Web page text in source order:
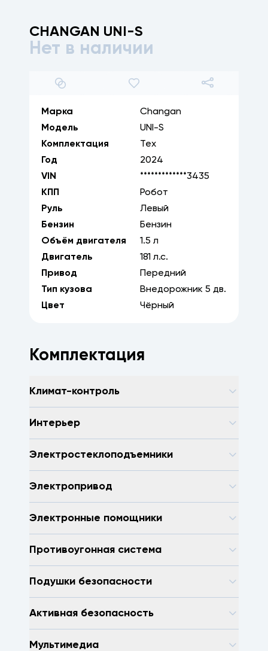
CHANGAN UNI-S
Нет в наличии
1/ 14
Марка
Changan
Модель
UNI-S
Комплектация
Тех
Год
2024
VIN
*************3435
КПП
Робот
Руль
Левый
Бензин
Бензин
Объём двигателя
1.5 л
Двигатель
181 л.с.
Привод
Передний
Тип кузова
Внедорожник 5 дв.
Цвет
Чёрный
Комплектация
Климат-контроль
Интерьер
Электростеклоподъемники
Электропривод
Электронные помощники
Противоугонная система
Подушки безопасности
Активная безопасность
Мультимедиа